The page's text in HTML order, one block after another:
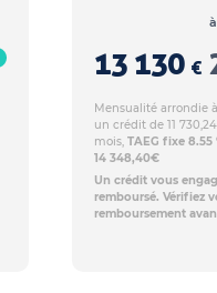
13 130 €
Mensualité arrondie
un crédit de 11
mois,TAEG fixe
14 348,40€
Un crédit vous
remboursé. Vérifiez
remboursement